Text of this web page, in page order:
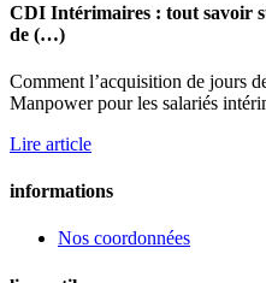
CDI Intérimaires : tout savoir
de (…)
Comment l’acquisition de jours
Manpower pour les salariés
Lire article
informations
Nos coordonnées